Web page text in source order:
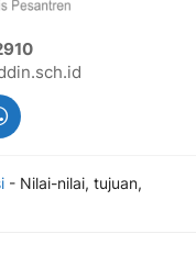
- Nilai-nilai, tujuan,